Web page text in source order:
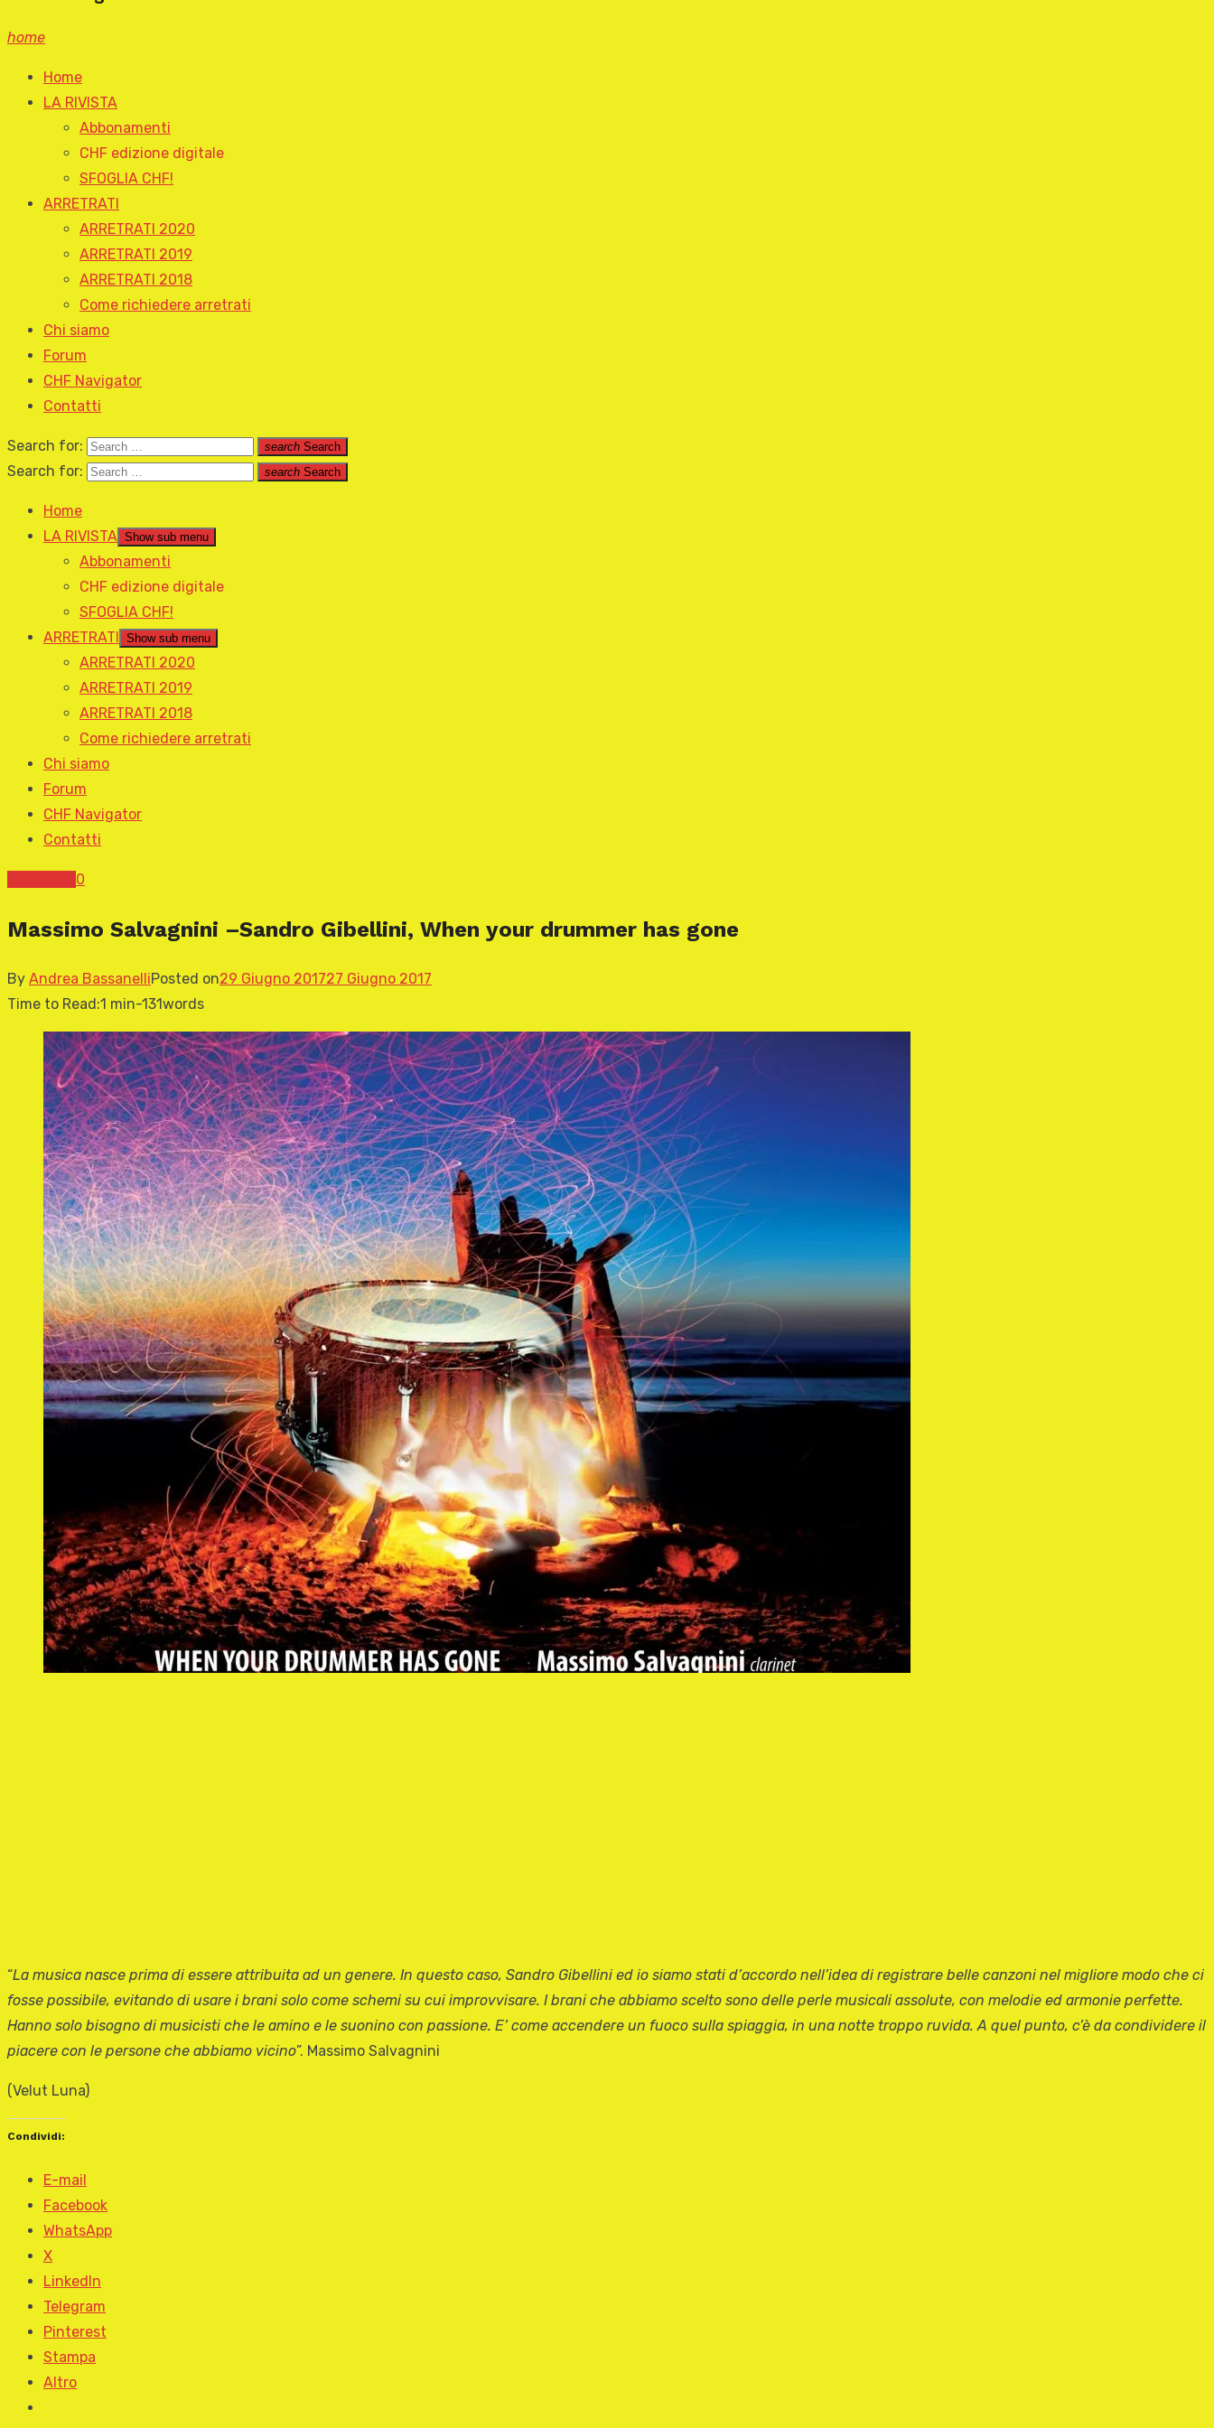
home
Home
LA RIVISTA
Abbonamenti
CHF edizione digitale
SFOGLIA CHF!
ARRETRATI
ARRETRATI 2020
ARRETRATI 2019
ARRETRATI 2018
Come richiedere arretrati
Chi siamo
Forum
CHF Navigator
Contatti
Search for: search Search
Search for: search Search
Home
LA RIVISTA Show sub menu
Abbonamenti
CHF edizione digitale
SFOGLIA CHF!
ARRETRATI
Show sub menu
ARRETRATI 2020
ARRETRATI 2019
ARRETRATI 2018
Come richiedere arretrati
Chi siamo
Forum
CHF Navigator
Contatti
0
Massimo Salvagnini –Sandro Gibellini, When your drummer has gone
By Andrea BassanelliPosted on29 Giugno 201727 Giugno 2017
Time to Read:1 min-131words
“La musica nasce prima di essere attribuita ad un genere. In questo caso, Sandro Gibellini ed io siamo stati d’accordo nell’idea di registrare belle canzoni nel migliore modo che ci
fosse possibile, evitando di usare i brani solo come schemi su cui improvvisare. I brani che abbiamo scelto sono delle perle musicali assolute, con melodie ed armonie perfette.
Hanno solo bisogno di musicisti che le amino e le suonino con passione. E’ come accendere un fuoco sulla spiaggia, in una notte troppo ruvida. A quel punto, c’è da condividere il
piacere con le persone che abbiamo vicino”. Massimo Salvagnini
(Velut Luna)
Condividi:
E-mail
Facebook
WhatsApp
X
LinkedIn
Telegram
Pinterest
Stampa
Altro